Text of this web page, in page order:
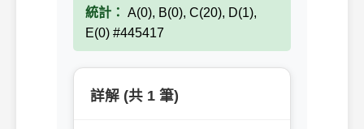
統計： A(0), B(0), C(20), D(1),
E(0) #445417
詳解 (共 1 筆)